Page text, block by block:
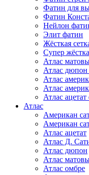
Фатин для
Фатин
Нейлон
Элит фатин
Жёсткая
Супер
Атлас
Атлас
Атлас
Атлас
Атлас
Атлас
Американ
Американ
Атлас ацетат
Атлас Д.
Атлас дюпон
Атлас
Атлас омбре